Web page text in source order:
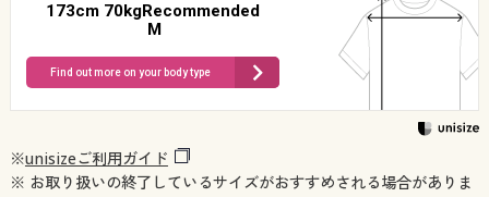
173cm 70kgRecommended
M
Find out more on your body type
※unisizeご利用ガイド
※ お取り扱いの終了しているサイズがおすすめされる場合がありま